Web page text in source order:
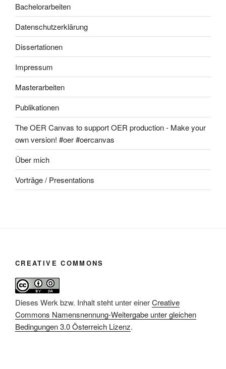
Bachelorarbeiten
Datenschutzerklärung
Dissertationen
Impressum
Masterarbeiten
Publikationen
The OER Canvas to support OER production - Make your
own version! #oer #oercanvas
Über mich
Vorträge / Presentations
CREATIVE COMMONS
Dieses Werk bzw. Inhalt steht unter einerCreative
Commons Namensnennung-Weitergabe unter gleichen
Bedingungen 3.0 Österreich Lizenz.